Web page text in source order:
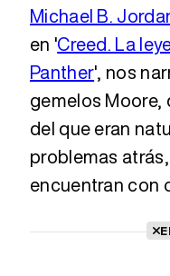
Michael B.
en 'Creed. La
Panther', nos
gemelos Moore,
del que eran
problemas
encuentran con